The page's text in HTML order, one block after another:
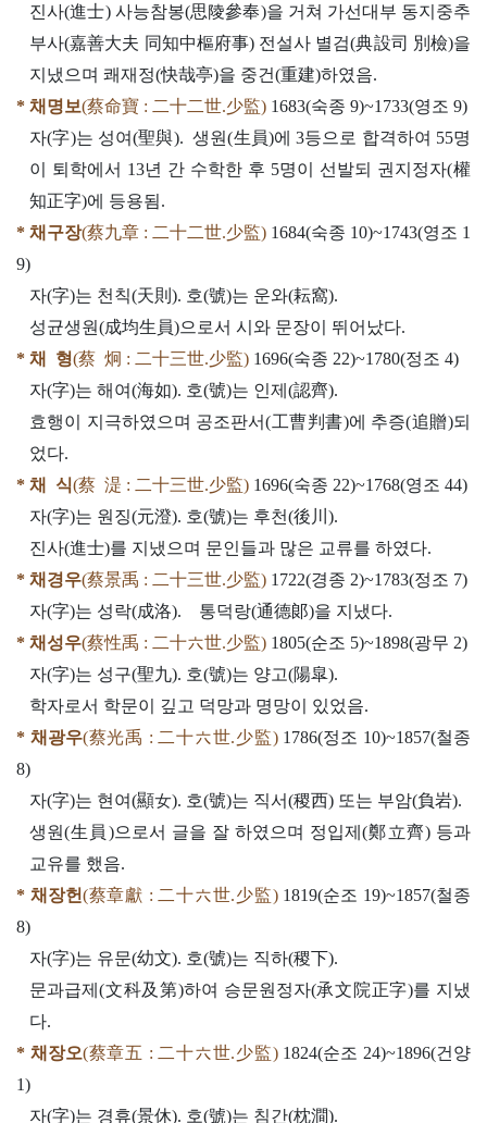
진사(進士) 사능참봉(思陵參奉)을 거쳐 가선대부 동지중추
부사(嘉善大夫 同知中樞府事) 전설사 별검(典設司 別檢)을
지냈으며 쾌재정(快哉亭)을 중건(重建)하였음.
* 채명보(蔡命寶 : 二十二世.少監) 1683(숙종 9)~1733(영조 9)
자(字)는 성여(聖與). 생원(生員)에 3등으로 합격하여 55명
이 퇴학에서 13년 간 수학한 후 5명이 선발되 권지정자(權
知正字)에 등용됨.
* 채구장(蔡九章 : 二十二世.少監) 1684(숙종 10)~1743(영조 1
9)
자(字)는 천칙(天則). 호(號)는 운와(耘窩).
성균생원(成均生員)으로서 시와 문장이 뛰어났다.
* 채 형(蔡 炯 : 二十三世.少監) 1696(숙종 22)~1780(정조 4)
자(字)는 해여(海如). 호(號)는 인제(認齊).
효행이 지극하였으며 공조판서(工曹判書)에 추증(追贈)되
었다.
* 채 식(蔡 湜 : 二十三世.少監) 1696(숙종 22)~1768(영조 44)
자(字)는 원징(元澄). 호(號)는 후천(後川).
진사(進士)를 지냈으며 문인들과 많은 교류를 하였다.
* 채경우(蔡景禹 : 二十三世.少監) 1722(경종 2)~1783(정조 7)
자(字)는 성락(成洛). 통덕랑(通德郞)을 지냈다.
* 채성우(蔡性禹 : 二十六世.少監) 1805(순조 5)~1898(광무 2)
자(字)는 성구(聖九). 호(號)는 양고(陽皐).
학자로서 학문이 깊고 덕망과 명망이 있었음.
* 채광우(蔡光禹 : 二十六世.少監)1786(정조 10)~1857(철종
8)
자(字)는 현여(顯女). 호(號)는 직서(稷西) 또는 부암(負岩).
생원(生員)으로서 글을 잘 하였으며 정입제(鄭立齊) 등과
교유를 했음.
* 채장헌(蔡章獻 : 二十六世.少監)1819(순조 19)~1857(철종
8)
자(字)는 유문(幼文). 호(號)는 직하(稷下).
문과급제(文科及第)하여 승문원정자(承文院正字)를 지냈
다.
* 채장오(蔡章五 : 二十六世.少監)1824(순조 24)~1896(건양
1)
자(字)는 경휴(景休). 호(號)는 침간(枕澗).